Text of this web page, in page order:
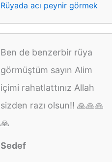
Rüyada acı peynir görmek
Ben de benzerbir rüya
görmüştüm sayın Alim
içimi rahatlattınız Allah
sizden razı olsun!! 🙏🙏🙏
🙏
Sedef